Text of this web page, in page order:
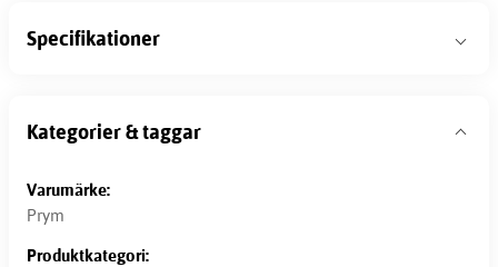
Specifikationer
Kategorier & taggar
Varumärke:
Prym
Produktkategori: